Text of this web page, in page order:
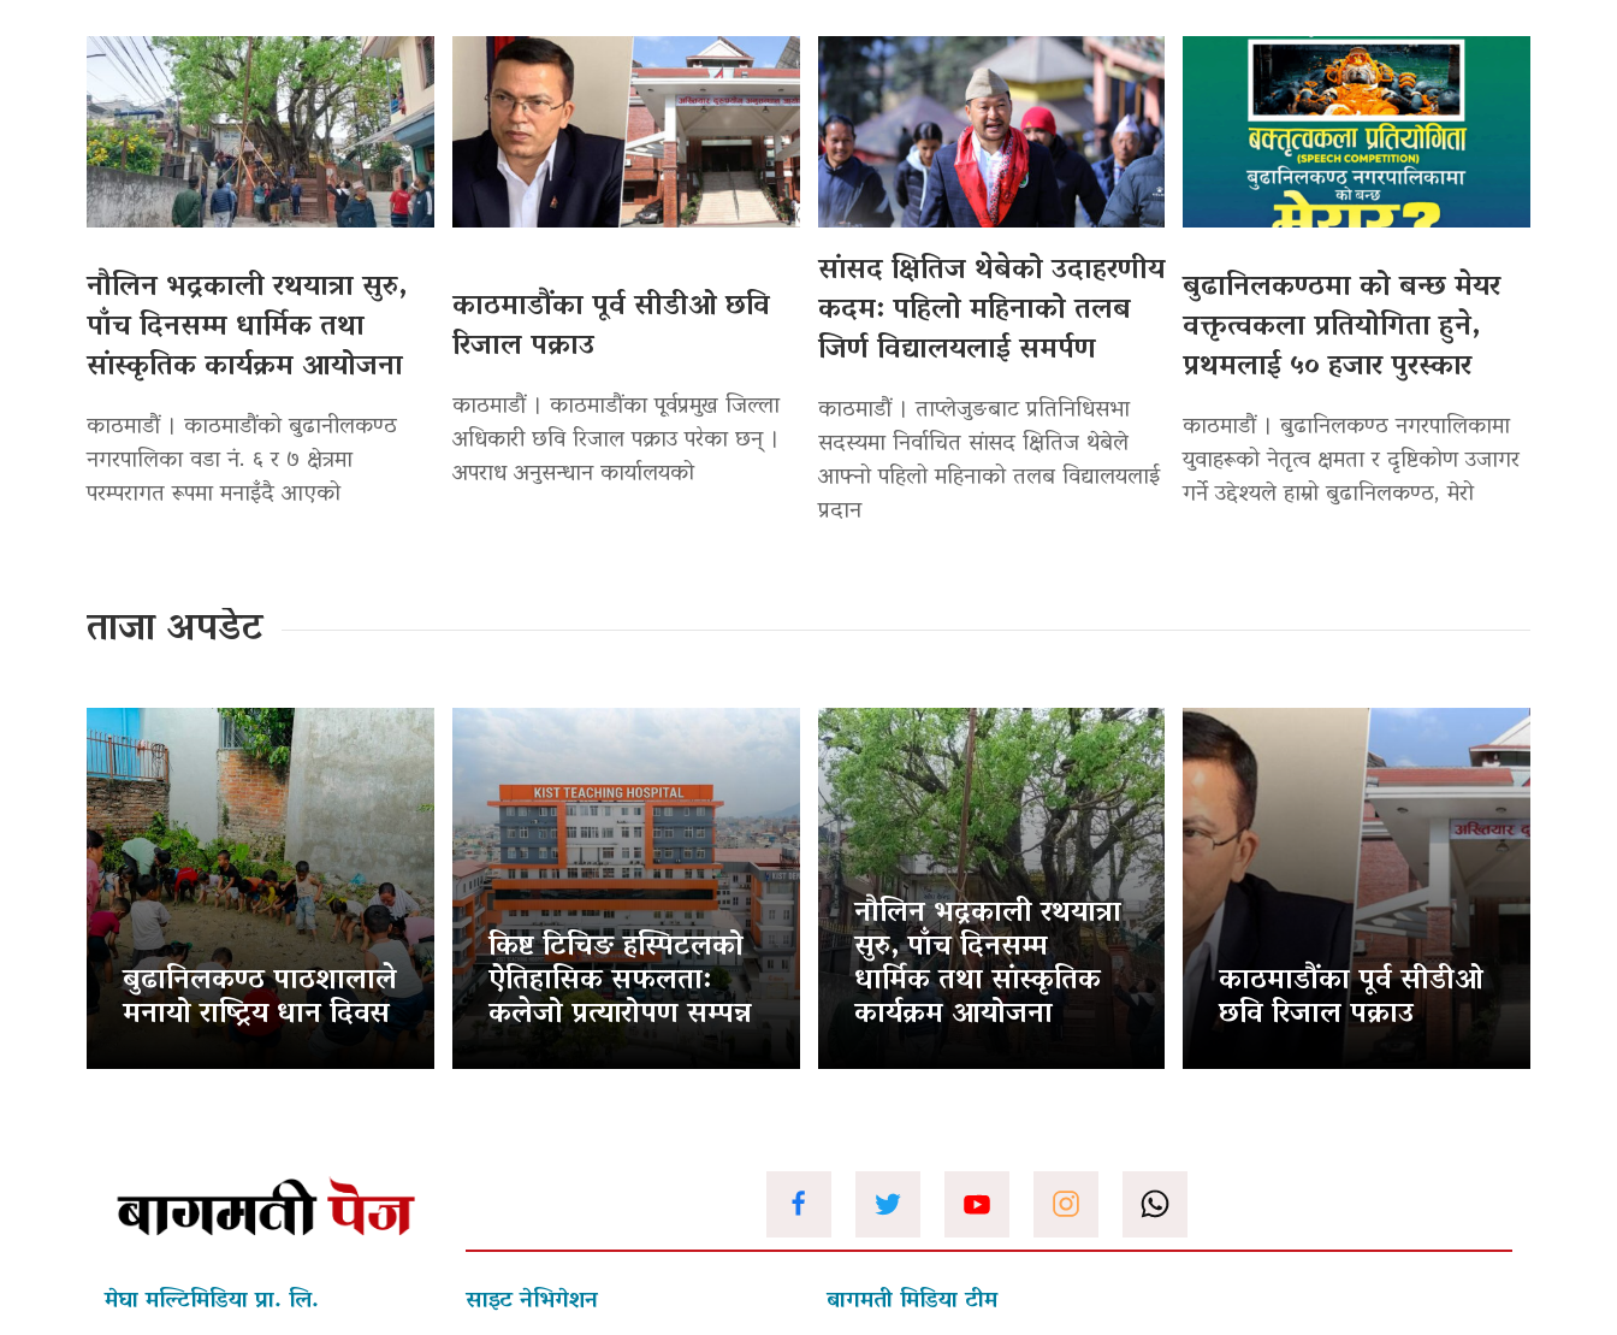
नौलिन भद्रकाली रथयात्रा सुरु,
पाँच दिनसम्म धार्मिक तथा
सांस्कृतिक कार्यक्रम आयोजना
काठमाडौं । काठमाडौंको बुढानीलकण्ठ
नगरपालिका वडा नं. ६ र ७ क्षेत्रमा
परम्परागत रूपमा मनाइँदै आएको
काठमाडौंका पूर्व सीडीओ छवि
रिजाल पक्राउ
काठमाडौं । काठमाडौंका पूर्वप्रमुख जिल्ला
अधिकारी छवि रिजाल पक्राउ परेका छन् ।
अपराध अनुसन्धान कार्यालयको
सांसद क्षितिज थेबेको उदाहरणीय
कदम: पहिलो महिनाको तलब
जिर्ण विद्यालयलाई समर्पण
काठमाडौं । ताप्लेजुङबाट प्रतिनिधिसभा
सदस्यमा निर्वाचित सांसद क्षितिज थेबेले
आफ्नो पहिलो महिनाको तलब विद्यालयलाई
प्रदान
बुढानिलकण्ठमा को बन्छ मेयर
वक्तृत्वकला प्रतियोगिता हुने,
प्रथमलाई ५० हजार पुरस्कार
काठमाडौं । बुढानिलकण्ठ नगरपालिकामा
युवाहरूको नेतृत्व क्षमता र दृष्टिकोण उजागर
गर्ने उद्देश्यले हाम्रो बुढानिलकण्ठ, मेरो
ताजा अपडेट
बुढानिलकण्ठ पाठशालाले
मनायो राष्ट्रिय धान दिवस
किष्ट टिचिङ हस्पिटलको
ऐतिहासिक सफलता:
कलेजो प्रत्यारोपण सम्पन्न
नौलिन भद्रकाली रथयात्रा
सुरु, पाँच दिनसम्म
धार्मिक तथा सांस्कृतिक
कार्यक्रम आयोजना
काठमाडौंका पूर्व सीडीओ
छवि रिजाल पक्राउ
मेघा मल्टिमिडिया प्रा. लि. साइट नेभिगेशन बागमती मिडिया टीम